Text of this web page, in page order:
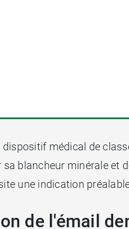
dispositif médical de
sa blancheur minérale et
une indication
de l'émail